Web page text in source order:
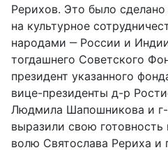
Рерихов. Это было
на культурное
народами ‒ России и
тогдашнего Советского
президент указанного
вице-президенты д-р
Людмила Шапошникова и
выразили свою
волю Святослава Рериха и